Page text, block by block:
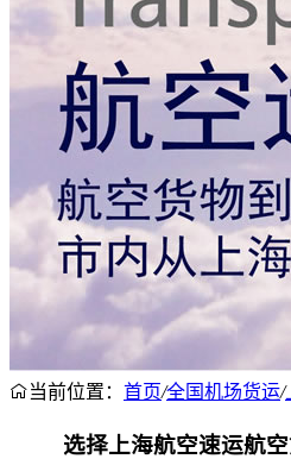
当前位置： 首页/全国机场货运/
选择上海航空速运航